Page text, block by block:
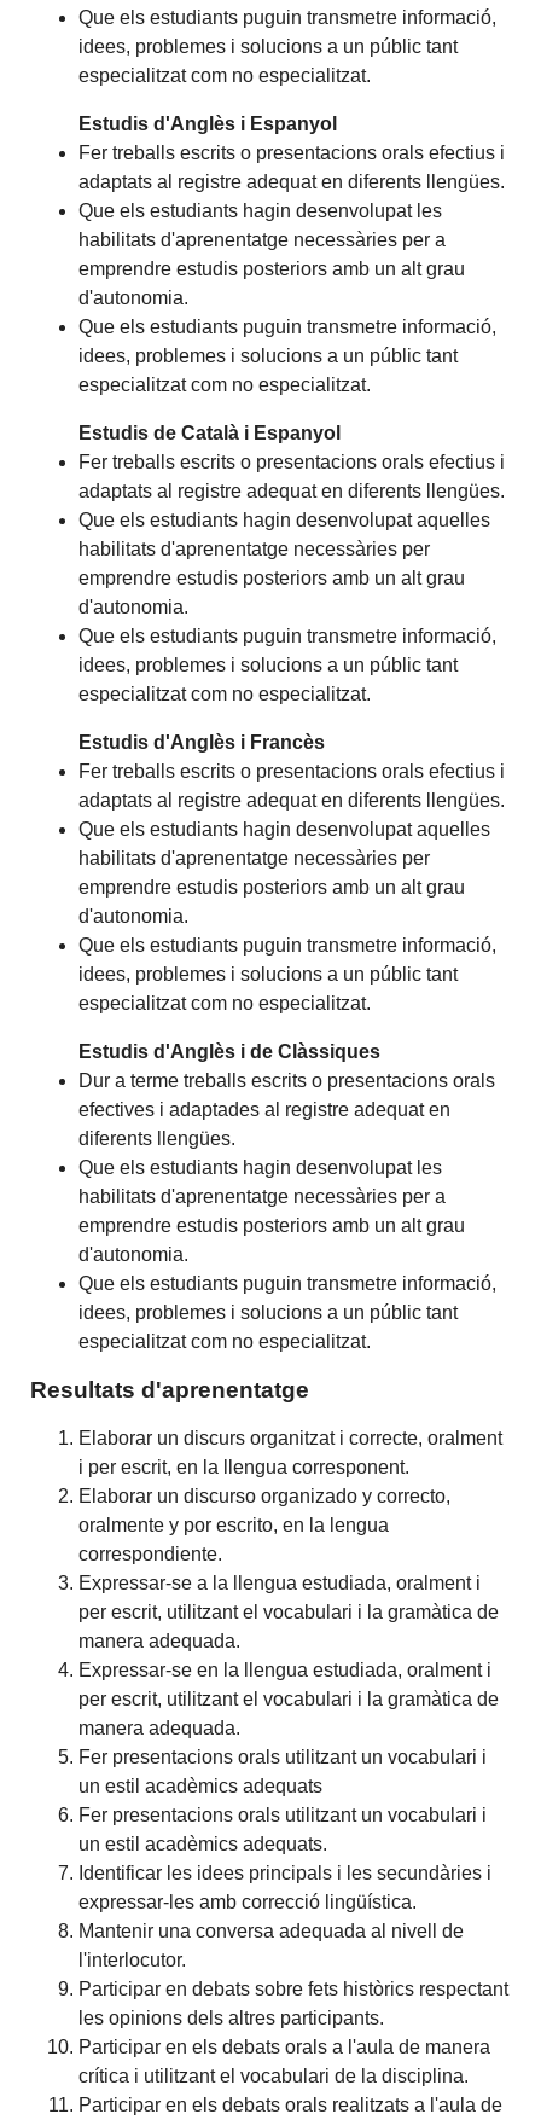
Que els estudiants puguin transmetre informació,
idees, problemes i solucions a un públic tant
especialitzat com no especialitzat.
Estudis d'Anglès i Espanyol
Fer treballs escrits o presentacions orals efectius i
adaptats al registre adequat en diferents llengües.
Que els estudiants hagin desenvolupat les
habilitats d'aprenentatge necessàries per a
emprendre estudis posteriors amb un alt grau
d'autonomia.
Que els estudiants puguin transmetre informació,
idees, problemes i solucions a un públic tant
especialitzat com no especialitzat.
Estudis de Català i Espanyol
Fer treballs escrits o presentacions orals efectius i
adaptats al registre adequat en diferents llengües.
Que els estudiants hagin desenvolupat aquelles
habilitats d'aprenentatge necessàries per
emprendre estudis posteriors amb un alt grau
d'autonomia.
Que els estudiants puguin transmetre informació,
idees, problemes i solucions a un públic tant
especialitzat com no especialitzat.
Estudis d'Anglès i Francès
Fer treballs escrits o presentacions orals efectius i
adaptats al registre adequat en diferents llengües.
Que els estudiants hagin desenvolupat aquelles
habilitats d'aprenentatge necessàries per
emprendre estudis posteriors amb un alt grau
d'autonomia.
Que els estudiants puguin transmetre informació,
idees, problemes i solucions a un públic tant
especialitzat com no especialitzat.
Estudis d'Anglès i de Clàssiques
Dur a terme treballs escrits o presentacions orals
efectives i adaptades al registre adequat en
diferents llengües.
Que els estudiants hagin desenvolupat les
habilitats d'aprenentatge necessàries per a
emprendre estudis posteriors amb un alt grau
d'autonomia.
Que els estudiants puguin transmetre informació,
idees, problemes i solucions a un públic tant
especialitzat com no especialitzat.
Resultats d'aprenentatge
Elaborar un discurs organitzat i correcte, oralment
i per escrit, en la llengua corresponent.
Elaborar un discurso organizado y correcto,
oralmente y por escrito, en la lengua
correspondiente.
Expressar-se a la llengua estudiada, oralment i
per escrit, utilitzant el vocabulari i la gramàtica de
manera adequada.
Expressar-se en la llengua estudiada, oralment i
per escrit, utilitzant el vocabulari i la gramàtica de
manera adequada.
Fer presentacions orals utilitzant un vocabulari i
un estil acadèmics adequats
Fer presentacions orals utilitzant un vocabulari i
un estil acadèmics adequats.
Identificar les idees principals i les secundàries i
expressar-les amb correcció lingüística.
Mantenir una conversa adequada al nivell de
l'interlocutor.
Participar en debats sobre fets històrics respectant
les opinions dels altres participants.
Participar en els debats orals a l'aula de manera
crítica i utilitzant el vocabulari de la disciplina.
Participar en els debats orals realitzats a l'aula de